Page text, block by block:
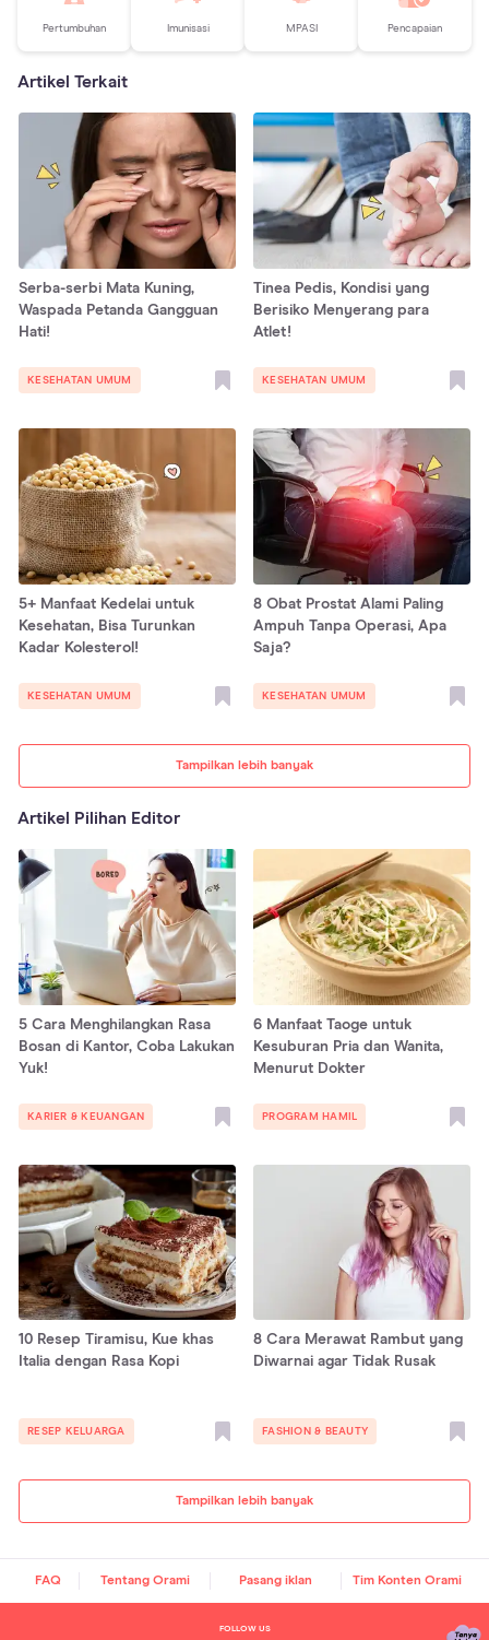
Pertumbuhan Imunisasi MPASI Pencapaian
Artikel Terkait
Tampilkan lebih banyak
Serba-serbi Mata Kuning,
Waspada Petanda Gangguan
Hati!
KESEHATAN UMUM
Tinea Pedis, Kondisi yang
Berisiko Menyerang para
Atlet!
KESEHATAN UMUM
5+ Manfaat Kedelai untuk
Kesehatan, Bisa Turunkan
Kadar Kolesterol!
KESEHATAN UMUM
8 Obat Prostat Alami Paling
Ampuh Tanpa Operasi, Apa
Saja?
KESEHATAN UMUM
Artikel Pilihan Editor
Tampilkan lebih banyak
5 Cara Menghilangkan Rasa
Bosan di Kantor, Coba Lakukan
Yuk!
KARIER & KEUANGAN
6 Manfaat Taoge untuk
Kesuburan Pria dan Wanita,
Menurut Dokter
PROGRAM HAMIL
10 Resep Tiramisu, Kue khas
Italia dengan Rasa Kopi
RESEP KELUARGA
8 Cara Merawat Rambut yang
Diwarnai agar Tidak Rusak
FASHION & BEAUTY
FAQ Tentang Orami Pasang iklan Tim Konten Orami
FOLLOW US